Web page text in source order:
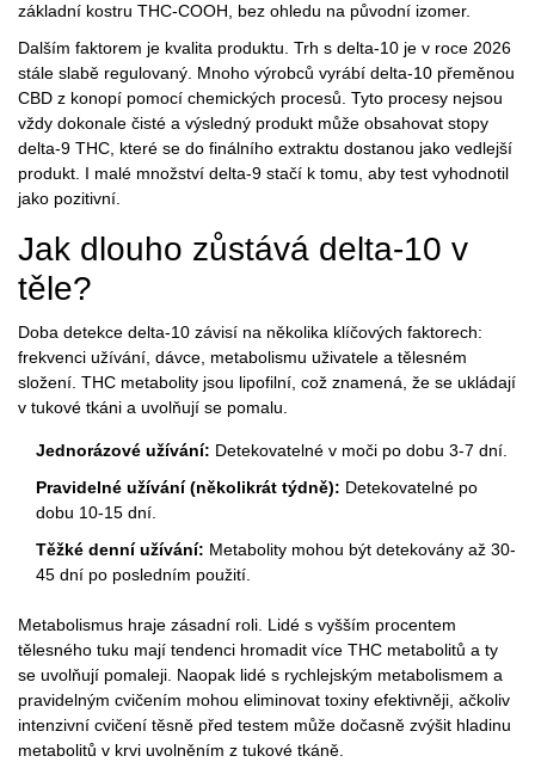
základní kostru THC-COOH, bez ohledu na původní izomer.
Dalším faktorem je kvalita produktu. Trh s delta-10 je v roce 2026
stále slabě regulovaný. Mnoho výrobců vyrábí delta-10 přeměnou
CBD z konopí pomocí chemických procesů. Tyto procesy nejsou
vždy dokonale čisté a výsledný produkt může obsahovat stopy
delta-9 THC, které se do finálního extraktu dostanou jako vedlejší
produkt. I malé množství delta-9 stačí k tomu, aby test vyhodnotil
jako pozitivní.
Jak dlouho zůstává delta-10 v
těle?
Doba detekce delta-10 závisí na několika klíčových faktorech:
frekvenci užívání, dávce, metabolismu uživatele a tělesném
složení. THC metabolity jsou lipofilní, což znamená, že se ukládají
v tukové tkáni a uvolňují se pomalu.
Jednorázové užívání: Detekovatelné v moči po dobu 3-7 dní.
Pravidelné užívání (několikrát týdně): Detekovatelné po
dobu 10-15 dní.
Těžké denní užívání: Metabolity mohou být detekovány až 30-
45 dní po posledním použití.
Metabolismus hraje zásadní roli. Lidé s vyšším procentem
tělesného tuku mají tendenci hromadit více THC metabolitů a ty
se uvolňují pomaleji. Naopak lidé s rychlejským metabolismem a
pravidelným cvičením mohou eliminovat toxiny efektivněji, ačkoliv
intenzivní cvičení těsně před testem může dočasně zvýšit hladinu
metabolitů v krvi uvolněním z tukové tkáně.